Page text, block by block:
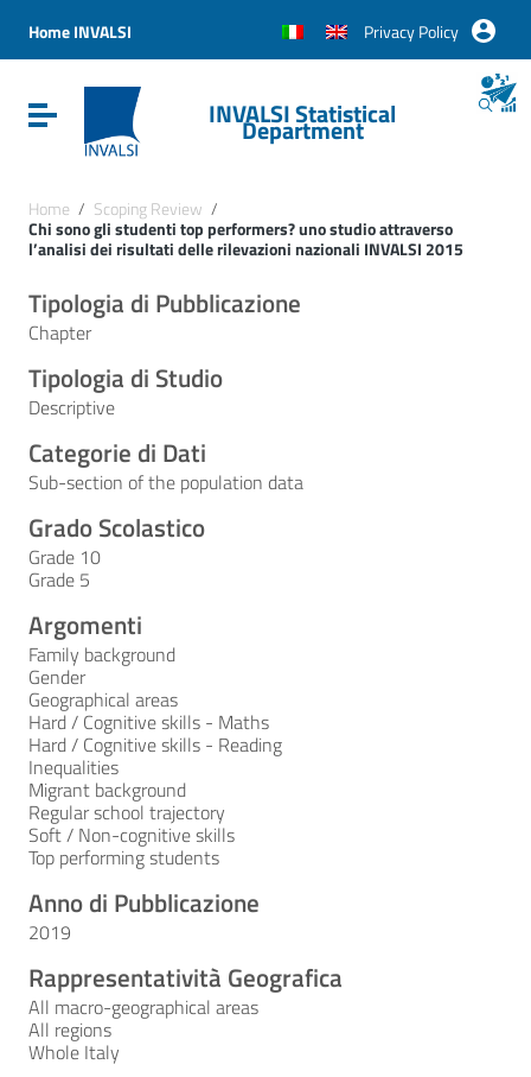
Vai al menu di navigazione
Vai al footer
Home INVALSI Privacy Policy
Attiva / disattiva la navigazioneINVALSI Statistical
Department
Home / Scoping Review /
Chi sono gli studenti top performers? uno studio attraverso
l’analisi dei risultati delle rilevazioni nazionali INVALSI 2015
Tipologia di Pubblicazione
Chapter
Tipologia di Studio
Descriptive
Categorie di Dati
Sub-section of the population data
Grado Scolastico
Grade 10
Grade 5
Argomenti
Family background
Gender
Geographical areas
Hard / Cognitive skills - Maths
Hard / Cognitive skills - Reading
Inequalities
Migrant background
Regular school trajectory
Soft / Non-cognitive skills
Top performing students
Anno di Pubblicazione
2019
Rappresentatività Geografica
All macro-geographical areas
All regions
Whole Italy